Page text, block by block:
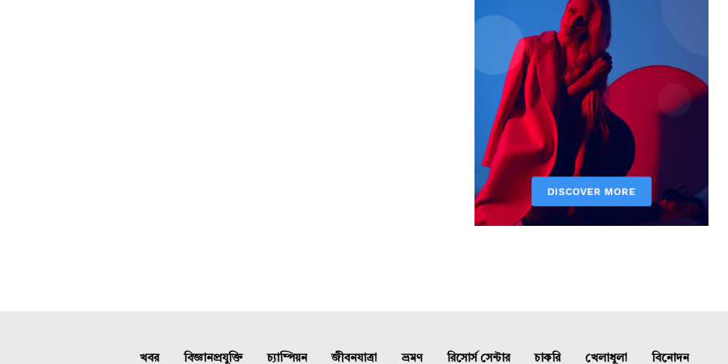
খবর বিজ্ঞানপ্রযুক্তি চ্যাম্পিয়ন জীবনযাত্রা ভ্রমণ রিসোর্স সেন্টার চাকরি খেলাধুলা বিনোদন